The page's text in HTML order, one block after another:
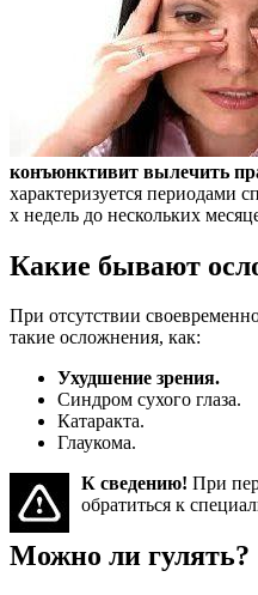
конъюнктивит вылечить
характеризуется периодами
х недель до нескольких
Какие бывают
При отсутствии
такие осложнения, как:
Ухудшение зрения.
Синдром сухого глаза.
Катаракта.
Глаукома.
К сведению! При
обратиться к
Можно ли гулять?